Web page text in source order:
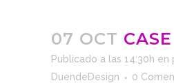
07 OCT
Publicado a las 14:30h en
DuendeDesign
0